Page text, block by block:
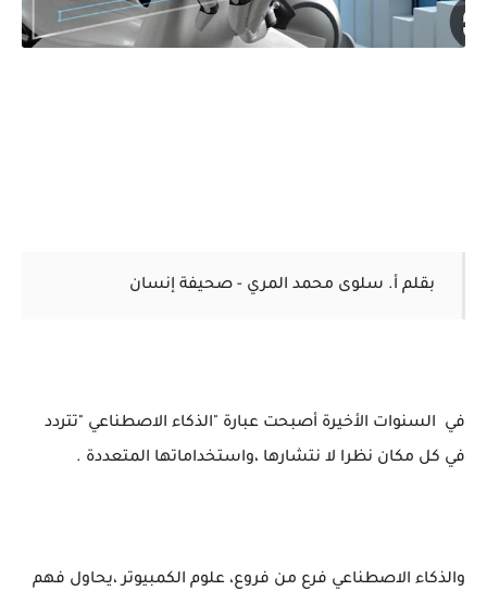
بقلم أ. سلوى محمد المري - صحيفة إنسان
في
السنوات الأخيرة أصبحت عبارة "الذكاء الاصطناعي "تتردد
في كل مكان نظرا لا نتشارها ،واستخداماتها المتعددة .
والذكاء الاصطناعي فرع من فروع، علوم الكمبيوتر ،يحاول فهم